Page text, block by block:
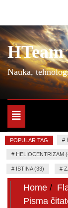
content
HTeam
Nauka,
Toggle
navigation
POPULAR TAG #
# HELIOCENTRIZAM
# ISTINA (33) #
Home
Pisma